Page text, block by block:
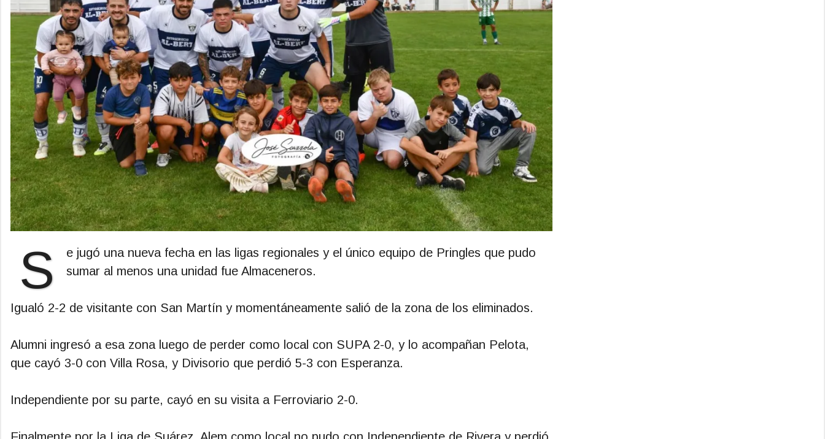
S
e jugó una nueva fecha en las ligas regionales y el único equipo de Pringles que pudo
sumar al menos una unidad fue Almaceneros.
Igualó 2-2 de visitante con San Martín y momentáneamente salió de la zona de los eliminados.
Alumni ingresó a esa zona luego de perder como local con SUPA 2-0, y lo acompañan Pelota,
que cayó 3-0 con Villa Rosa, y Divisorio que perdió 5-3 con Esperanza.
Independiente por su parte, cayó en su visita a Ferroviario 2-0.